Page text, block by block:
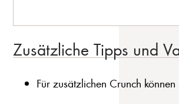
Zusätzliche Tipps und
Für zusätzlichen Crunch